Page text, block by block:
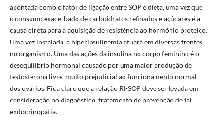
apontada como o fator de ligação entre SOP e dieta, uma vez que
o consumo exacerbado de carboidratos refinados e açúcares é a
causa direta para a aquisição de resistência ao hormônio proteico.
Uma vez instalada, a hiperinsulinemia atuará em diversas frentes
no organismo. Uma das ações da insulina no corpo feminino é o
desequilíbrio hormonal causado por uma maior produção de
testosterona livre, muito prejudicial ao funcionamento normal
dos ovários. Fica claro que a relação RI-SOP deve ser levada em
consideração no diagnóstico, tratamento de prevenção de tal
endocrinopatia.